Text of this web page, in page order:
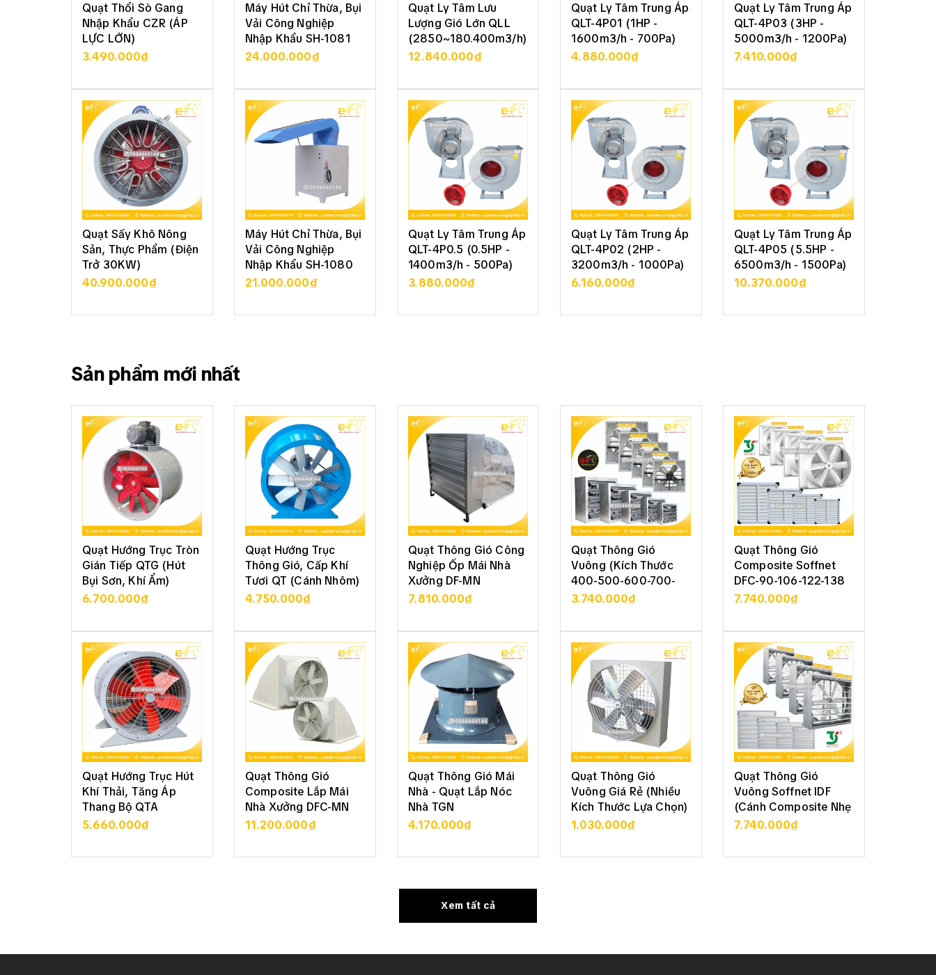
Quạt Thổi Sò Gang
Nhập Khẩu CZR (ÁP
LỰC LỚN)
3.490.000₫
XEM CHI TIẾT
Quạt Sấy Khô Nông
Sản, Thực Phẩm (Điện
Trở 30KW)
40.900.000₫
XEM CHI TIẾT
Máy Hút Chỉ Thừa, Bụi
Vải Công Nghiệp
Nhập Khẩu SH-1081
24.000.000₫
XEM CHI TIẾT
Máy Hút Chỉ Thừa, Bụi
Vải Công Nghiệp
Nhập Khẩu SH-1080
21.000.000₫
XEM CHI TIẾT
Quạt Ly Tâm Lưu
Lượng Gió Lớn QLL
(2850~180.400m3/h)
12.840.000₫
XEM CHI TIẾT
Quạt Ly Tâm Trung Áp
QLT-4P0.5 (0.5HP -
1400m3/h - 500Pa)
3.880.000₫
XEM CHI TIẾT
Quạt Ly Tâm Trung Áp
QLT-4P01 (1HP -
1600m3/h - 700Pa)
4.880.000₫
XEM CHI TIẾT
Quạt Ly Tâm Trung Áp
QLT-4P02 (2HP -
3200m3/h - 1000Pa)
6.160.000₫
XEM CHI TIẾT
Quạt Ly Tâm Trung Áp
QLT-4P03 (3HP -
5000m3/h - 1200Pa)
7.410.000₫
XEM CHI TIẾT
Quạt Ly Tâm Trung Áp
QLT-4P05 (5.5HP -
6500m3/h - 1500Pa)
10.370.000₫
XEM CHI TIẾT
Sản phẩm mới nhất
Quạt Hướng Trục Tròn
Gián Tiếp QTG (Hút
Bụi Sơn, Khí Ẩm)
6.700.000₫
XEM CHI TIẾT
Quạt Hướng Trục Hút
Khí Thải, Tăng Áp
Thang Bộ QTA
5.660.000₫
XEM CHI TIẾT
Quạt Hướng Trục
Thông Gió, Cấp Khí
Tươi QT (Cánh Nhôm)
4.750.000₫
XEM CHI TIẾT
Quạt Thông Gió
Composite Lắp Mái
Nhà Xưởng DFC-MN
11.200.000₫
XEM CHI TIẾT
Quạt Thông Gió Công
Nghiệp Ốp Mái Nhà
Xưởng DF-MN
7.810.000₫
XEM CHI TIẾT
Quạt Thông Gió Mái
Nhà - Quạt Lắp Nóc
Nhà TGN
4.170.000₫
XEM CHI TIẾT
Quạt Thông Gió
Vuông (Kích Thước
400-500-600-700-
800)
3.740.000₫
XEM CHI TIẾT
Quạt Thông Gió
Vuông Giá Rẻ (Nhiều
Kích Thước Lựa Chọn)
1.030.000₫
XEM CHI TIẾT
Quạt Thông Gió
Composite Soffnet
DFC-90-106-122-138
7.740.000₫
XEM CHI TIẾT
Quạt Thông Gió
Vuông Soffnet IDF
(Cánh Composite Nhẹ
Bền)
7.740.000₫
XEM CHI TIẾT
Xem tất cả